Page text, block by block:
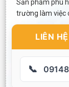
Sản phẩm phù
trường làm việc
LIÊN
📞